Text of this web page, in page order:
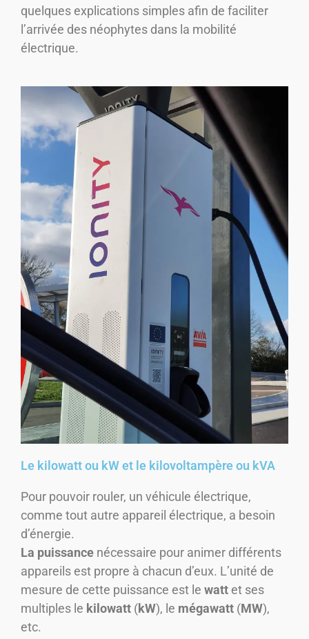
quelques explications simples afin de faciliter
l’arrivée des néophytes dans la mobilité
électrique.
Le kilowatt ou kW et le kilovoltampère ou kVA
Pour pouvoir rouler, un véhicule électrique,
comme tout autre appareil électrique, a besoin
d’énergie.
La puissance nécessaire pour animer différents
appareils est propre à chacun d’eux. L’unité de
mesure de cette puissance est le watt et ses
multiples le kilowatt (kW), le mégawatt (MW),
etc.